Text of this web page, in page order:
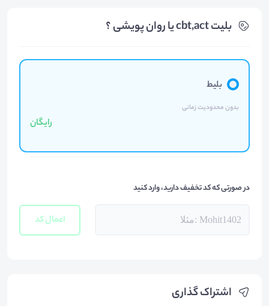
اشتراک گذاری
بلیت‌ cbt,act یا روان پویشی ؟
بلیط
بدون محدودیت زمانی
رایگان
در صورتی که کد تخفیف دارید، وارد کنید
اعمال کد